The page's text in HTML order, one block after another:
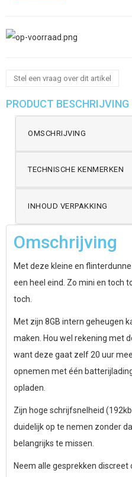
Stel een vraag over dit artikel
PRODUCT BESCHRIJVING
OMSCHRIJVING
TECHNISCHE KENMERKEN
INHOUD VERPAKKING
Omschrijving
Met deze kleine en flinterdunne
een heel eind. Zo mini en toch
toch.
Met zijn 8GB intern geheugen
maken. Hou wel rekening met
want deze gaat zelf 20 uur
opnemen met één
opladen.
Zijn hoge schrijfsnelheid
duidelijk op te nemen zonder
belangrijks te missen.
Neem alle gesprekken